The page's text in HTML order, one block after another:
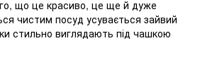
що це красиво, це ще й дуже
чистим посуд усувається зайвий
стильно виглядають під чашкою